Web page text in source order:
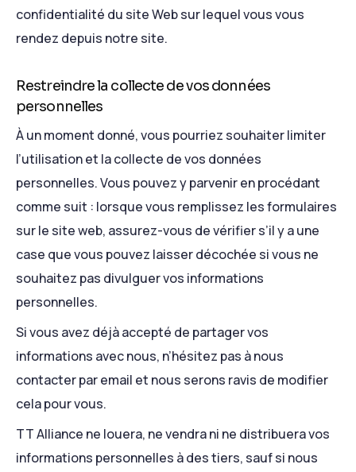
confidentialité du site Web sur lequel vous vous
rendez depuis notre site.
Restreindre la collecte de vos données
personnelles
À un moment donné, vous pourriez souhaiter limiter
l’utilisation et la collecte de vos données
personnelles. Vous pouvez y parvenir en procédant
comme suit : lorsque vous remplissez les formulaires
sur le site web, assurez-vous de vérifier s’il y a une
case que vous pouvez laisser décochée si vous ne
souhaitez pas divulguer vos informations
personnelles.
Si vous avez déjà accepté de partager vos
informations avec nous, n’hésitez pas à nous
contacter par email et nous serons ravis de modifier
cela pour vous.
TT Alliance ne louera, ne vendra ni ne distribuera vos
informations personnelles à des tiers, sauf si nous